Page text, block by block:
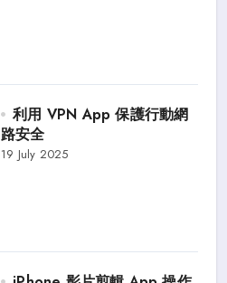
利用 VPN App 保護行動網
路安全
19 July 2025